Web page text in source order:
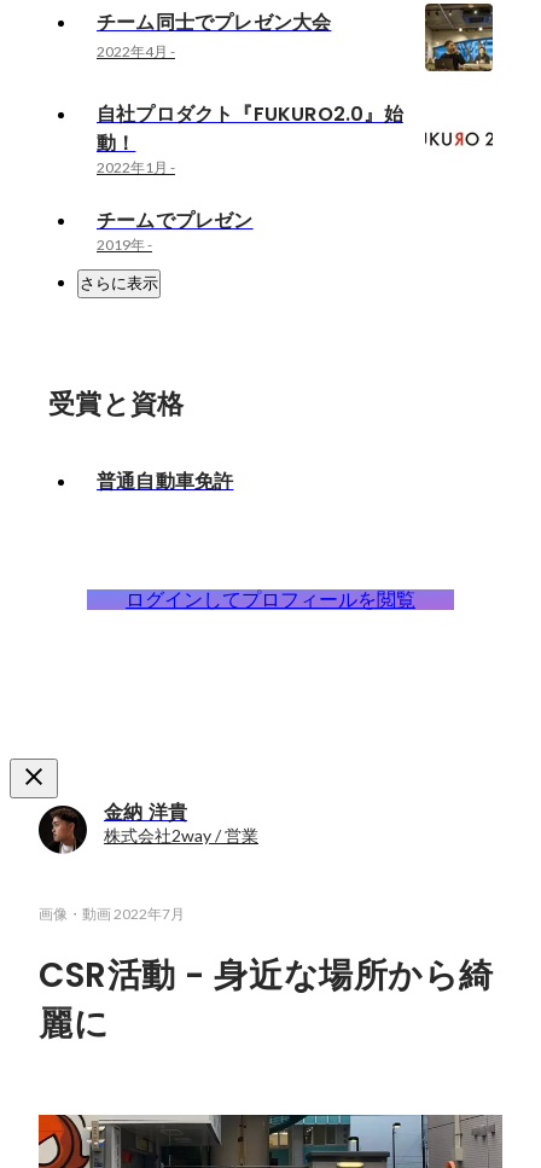
チーム同士でプレゼン大会
2022年4月 -
自社プロダクト『FUKURO2.0』始
動！
2022年1月 -
チームでプレゼン
2019年-
さらに表示
受賞と資格
普通自動車免許
ログインしてプロフィールを閲覧
金納 洋貴
株式会社2way / 営業
画像・動画2022年7月
CSR活動 - 身近な場所から綺
麗に